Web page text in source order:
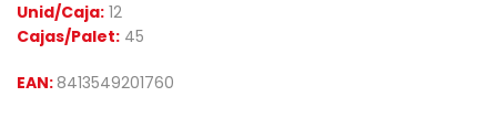
Unid/Caja: 12
Cajas/Palet: 45
EAN: 8413549201760